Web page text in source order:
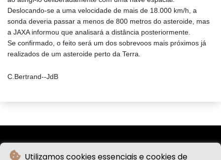
Utilizamos cookies essenciais e cookies de
Deslocando-se a uma velocidade de mais de 18.000 km/h, a
sonda deveria passar a menos de 800 metros do asteroide, mas
a JAXA informou que analisará a distância posteriormente.
Se confirmado, o feito será um dos sobrevoos mais próximos já
realizados de um asteroide perto da Terra.
C.Bertrand--JdB